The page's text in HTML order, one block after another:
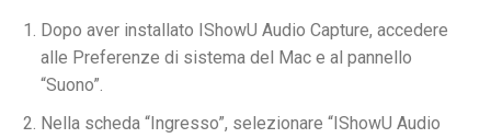
Dopo aver installato IShowU Audio Capture, accedere
alle Preferenze di sistema del Mac e al pannello
“Suono”.
Nella scheda “Ingresso”, selezionare “IShowU Audio